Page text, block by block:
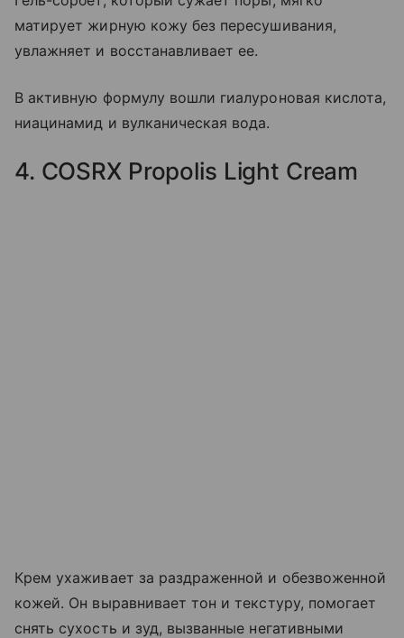
матирует жирную кожу без пересушивания,
увлажняет и восстанавливает ее.
В активную формулу вошли гиалуроновая кислота,
ниацинамид и вулканическая вода.
4. COSRX Propolis Light Cream
Крем ухаживает за раздраженной и обезвоженной
кожей. Он выравнивает тон и текстуру, помогает
снять сухость и зуд, вызванные негативными